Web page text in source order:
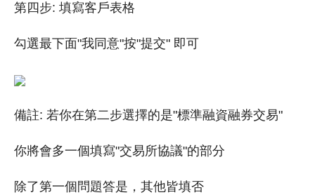
第四步: 填寫客戶表格
勾選最下面"我同意"按"提交" 即可
備註: 若你在第二步選擇的是"標準融資融券交易"
你將會多一個填寫"交易所協議"的部分
除了第一個問題答是，其他皆填否